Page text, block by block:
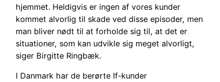
hjemmet. Heldigvis er ingen af vores kunder
kommet alvorlig til skade ved disse episoder, men
man bliver nødt til at forholde sig til, at det er
situationer, som kan udvikle sig meget alvorligt,
siger Birgitte Ringbæk.
I Danmark har de berørte If-kunder